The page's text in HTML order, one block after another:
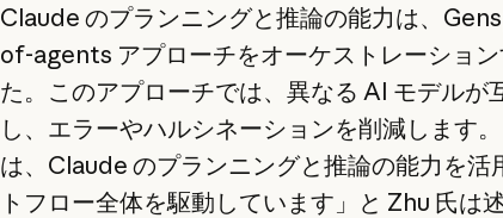
Claude のプランニングと推論の能力は、
of-agents アプローチをオーケストレーショ
た。このアプローチでは、異なる AI モデルが
し、エラーやハルシネーションを削減します
は、Claude のプランニングと推論の能力を活
トフロー全体を駆動しています」と Zhu 氏は